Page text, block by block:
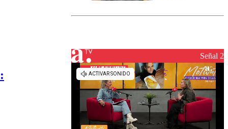
el fin de la
reconstrucciónSeñal 2